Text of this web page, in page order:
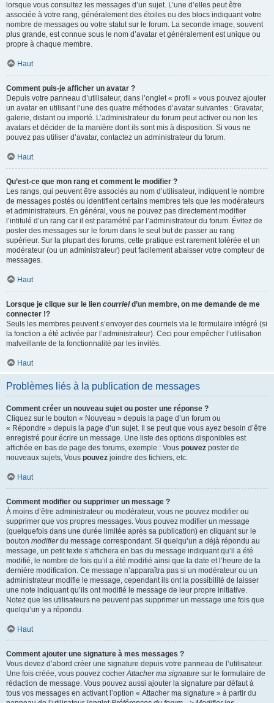
lorsque vous consultez les messages d’un sujet. L’une d’elles peut être
associée à votre rang, généralement des étoiles ou des blocs indiquant votre
nombre de messages ou votre statut sur le forum. La seconde image, souvent
plus grande, est connue sous le nom d’avatar et généralement est unique ou
propre à chaque membre.
Haut
Comment puis-je afficher un avatar ?
Depuis votre panneau d’utilisateur, dans l’onglet « profil » vous pouvez ajouter
un avatar en utilisant l’une des quatre méthodes d’avatar suivantes : Gravatar,
galerie, distant ou importé. L’administrateur du forum peut activer ou non les
avatars et décider de la manière dont ils sont mis à disposition. Si vous ne
pouvez pas utiliser d’avatar, contactez un administrateur du forum.
Haut
Qu’est-ce que mon rang et comment le modifier ?
Les rangs, qui peuvent être associés au nom d’utilisateur, indiquent le nombre
de messages postés ou identifient certains membres tels que les modérateurs
et administrateurs. En général, vous ne pouvez pas directement modifier
l’intitulé d’un rang car il est paramétré par l’administrateur du forum. Évitez de
poster des messages sur le forum dans le seul but de passer au rang
supérieur. Sur la plupart des forums, cette pratique est rarement tolérée et un
modérateur (ou un administrateur) peut facilement abaisser votre compteur de
messages.
Haut
Lorsque je clique sur le lien courrield’un membre, on me demande de me
connecter !?
Seuls les membres peuvent s’envoyer des courriels via le formulaire intégré (si
la fonction a été activée par l’administrateur). Ceci pour empêcher l’utilisation
malveillante de la fonctionnalité par les invités.
Haut
Problèmes liés à la publication de messages
Comment créer un nouveau sujet ou poster une réponse ?
Cliquez sur le bouton « Nouveau » depuis la page d’un forum ou
« Répondre » depuis la page d’un sujet. Il se peut que vous ayez besoin d’être
enregistré pour écrire un message. Une liste des options disponibles est
affichée en bas de page des forums, exemple : Vous pouvez poster de
nouveaux sujets, Vous pouvez joindre des fichiers, etc.
Haut
Comment modifier ou supprimer un message ?
À moins d’être administrateur ou modérateur, vous ne pouvez modifier ou
supprimer que vos propres messages. Vous pouvez modifier un message
(quelquefois dans une durée limitée après sa publication) en cliquant sur le
bouton modifierdu message correspondant. Si quelqu’un a déjà répondu au
message, un petit texte s’affichera en bas du message indiquant qu’il a été
modifié, le nombre de fois qu’il a été modifié ainsi que la date et l’heure de la
dernière modification. Ce message n’apparaîtra pas si un modérateur ou un
administrateur modifie le message, cependant ils ont la possibilité de laisser
une note indiquant qu’ils ont modifié le message de leur propre initiative.
Notez que les utilisateurs ne peuvent pas supprimer un message une fois que
quelqu’un y a répondu.
Haut
Comment ajouter une signature à mes messages ?
Vous devez d’abord créer une signature depuis votre panneau de l’utilisateur.
Une fois créée, vous pouvez cocherAttacher ma signature sur le formulaire de
rédaction de message. Vous pouvez aussi ajouter la signature par défaut à
tous vos messages en activant l’option « Attacher ma signature » à partir du